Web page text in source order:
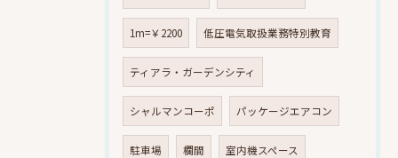
1m=￥2200 低圧電気取扱業務特別教育
ティアラ・ガーデンシティ
シャルマンコーポ パッケージエアコン
駐車場 欄間 室内機スペース